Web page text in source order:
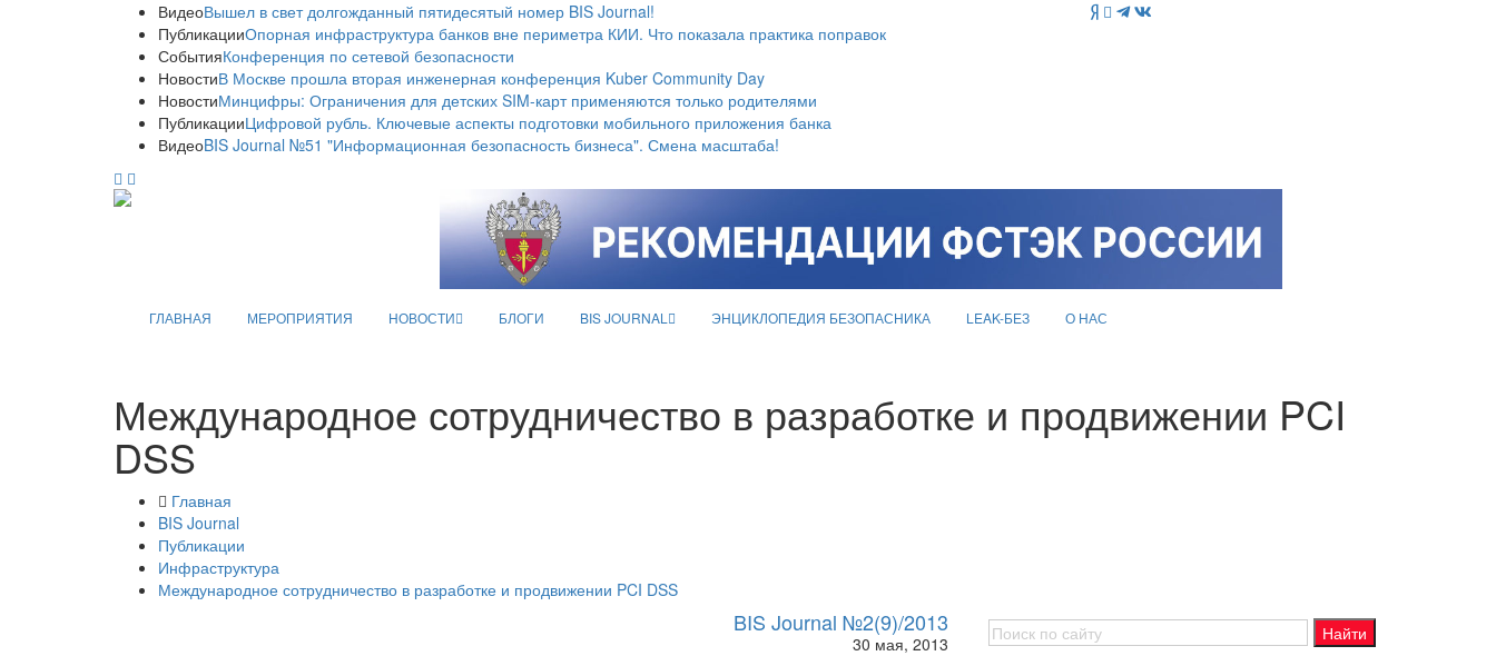
ВидеоВышел в свет долгожданный пятидесятый номер BIS Journal!
ПубликацииОпорная инфраструктура банков вне периметра КИИ. Что показала практика поправок
СобытияКонференция по сетевой безопасности
НовостиВ Москве прошла вторая инженерная конференция Kuber Community Day
НовостиМинцифры: Ограничения для детских SIM-карт применяются только родителями
ПубликацииЦифровой рубль. Ключевые аспекты подготовки мобильного приложения банка
ВидеоBIS Journal №51 "Информационная безопасность бизнеса". Смена масштаба!
ГЛАВНАЯ МЕРОПРИЯТИЯ НОВОСТИ БЛОГИ BIS JOURNAL ЭНЦИКЛОПЕДИЯ БЕЗОПАСНИКА LEAK-БЕЗ О НАС
Международное сотрудничество в разработке и продвижении PCI
DSS
Главная
BIS Journal
Публикации
Инфраструктура
Международное сотрудничество в разработке и продвижении PCI DSS
BIS Journal №2(9)/2013
30 мая, 2013